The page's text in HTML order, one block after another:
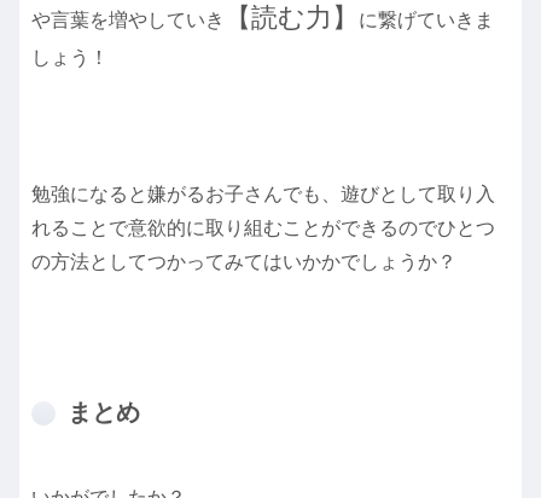
や言葉を増やしていき 【読む力】
に繋げていきま
しょう！
勉強になると嫌がるお子さんでも、遊びとして取り入
れることで意欲的に取り組むことができるのでひとつ
の方法としてつかってみてはいかかでしょうか？
まとめ